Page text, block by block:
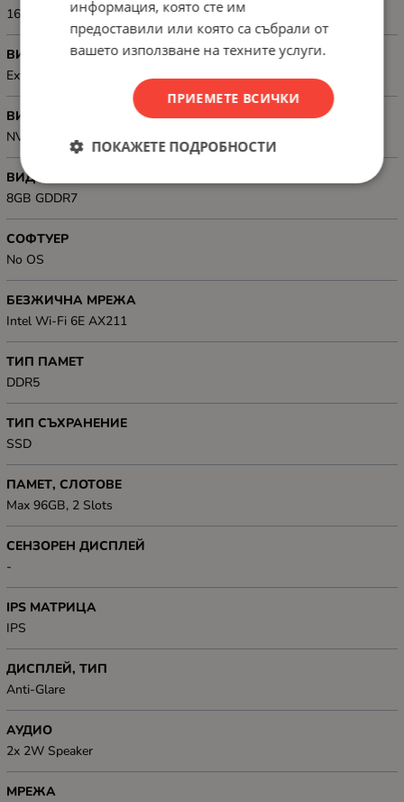
165Hz
ВИДЕОКАРТА, ТИП
Еxternal
ВИДЕО КАРТА, МОДЕЛ
NVIDIA GeForce RTX 5050
ВИДЕОКАРТА, GB
8GB GDDR7
СОФТУЕР
No OS
БЕЗЖИЧНА МРЕЖА
Intel Wi-Fi 6E AX211
ТИП ПАМЕТ
DDR5
ТИП СЪХРАНЕНИЕ
SSD
ПАМЕТ, СЛОТОВЕ
Max 96GB, 2 Slots
СЕНЗОРЕН ДИСПЛЕЙ
-
IPS МАТРИЦА
IPS
ДИСПЛЕЙ, ТИП
Anti-Glare
АУДИО
2x 2W Speaker
МРЕЖА
информация, която сте им
предоставили или която са събрали от
вашето използване на техните услуги.
ПРИЕМЕТЕ ВСИЧКИ
ПОКАЖЕТЕ ПОДРОБНОСТИ